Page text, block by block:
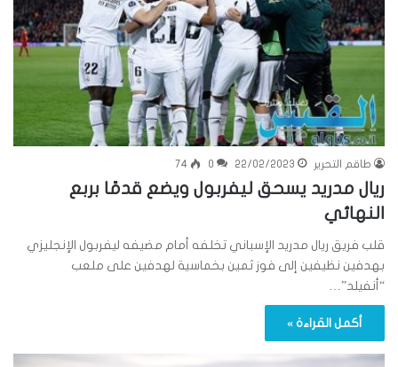
طاقم التحرير 22/02/2023
0
74
ريال مدريد يسحق ليفربول ويضع قدمًا بربع
النهائي
قلب فريق ريال مدريد الإسباني تخلفه أمام مضيفه ليفربول الإنجليزي
بهدفين نظيفين إلى فوز ثمين بخماسية لهدفين على ملعب
“أنفيلد”…
أكمل القراءة »